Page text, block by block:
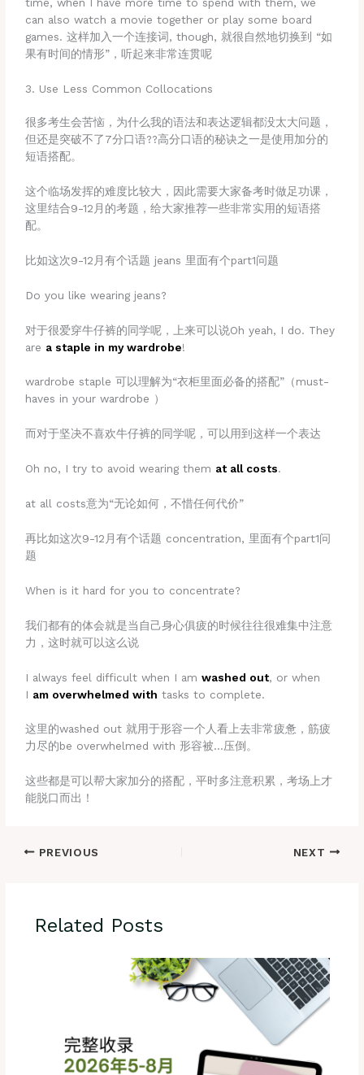
can also watch a movie together or play some board
games. 这样加入一个连接词, though, 就很自然地切换到 “如
果有时间的情形”，听起来非常连贯呢
3. Use Less Common Collocations
很多考生会苦恼，为什么我的语法和表达逻辑都没太大问题，
但还是突破不了7分口语??高分口语的秘诀之一是使用加分的
短语搭配。
这个临场发挥的难度比较大，因此需要大家备考时做足功课，
这里结合9-12月的考题，给大家推荐一些非常实用的短语搭
配。
比如这次9-12月有个话题 jeans 里面有个part1问题
Do you like wearing jeans?
对于很爱穿牛仔裤的同学呢，上来可以说Oh yeah, I do. They
are a staple in my wardrobe!
wardrobe staple 可以理解为“衣柜里面必备的搭配”（must-
haves in your wardrobe ）
而对于坚决不喜欢牛仔裤的同学呢，可以用到这样一个表达
Oh no, I try to avoid wearing them at all costs.
at all costs意为“无论如何，不惜任何代价”
再比如这次9-12月有个话题 concentration, 里面有个part1问
题
When is it hard for you to concentrate?
我们都有的体会就是当自己身心俱疲的时候往往很难集中注意
力，这时就可以这么说
I always feel difficult when I amwashed out, or when
I am overwhelmed with tasks to complete.
这里的washed out 就用于形容一个人看上去非常疲惫，筋疲
力尽的be overwhelmed with 形容被…压倒。
这些都是可以帮大家加分的搭配，平时多注意积累，考场上才
能脱口而出！
PREVIOUS NEXT
Related Posts